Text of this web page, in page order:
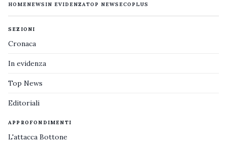
HOMENEWS IN EVIDENZATOP NEWS ECOPLUS
SEZIONI
Cronaca
In evidenza
Top News
Editoriali
APPROFONDIMENTI
L'attacca Bottone